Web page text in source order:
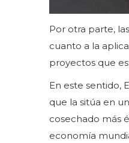
Por otra parte,
cuanto a la
proyectos que
En este sentido,
que la sitúa en
cosechado más
economía